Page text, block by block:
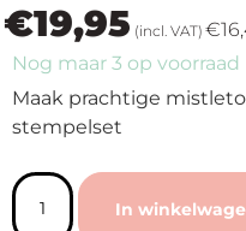
€19,95 (incl. VAT) €
Nog maar 3 op voorraad
Maak prachtige
stempelset
In